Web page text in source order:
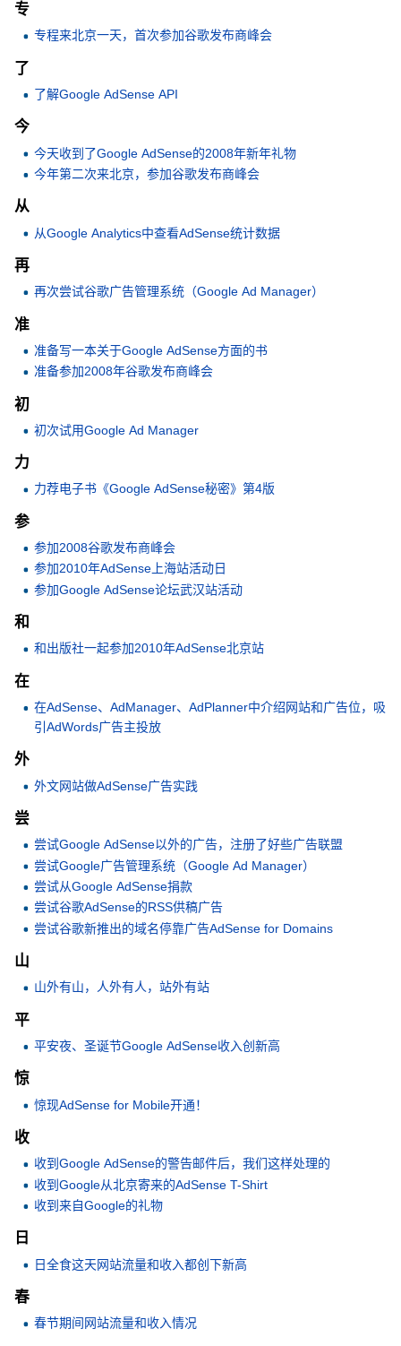
专
专程来北京一天，首次参加谷歌发布商峰会
了
了解Google AdSense API
今
今天收到了Google AdSense的2008年新年礼物
今年第二次来北京，参加谷歌发布商峰会
从
从Google Analytics中查看AdSense统计数据
再
再次尝试谷歌广告管理系统（Google Ad Manager）
准
准备写一本关于Google AdSense方面的书
准备参加2008年谷歌发布商峰会
初
初次试用Google Ad Manager
力
力荐电子书《Google AdSense秘密》第4版
参
参加2008谷歌发布商峰会
参加2010年AdSense上海站活动日
参加Google AdSense论坛武汉站活动
和
和出版社一起参加2010年AdSense北京站
在
在AdSense、AdManager、AdPlanner中介绍网站和广告位，吸
引AdWords广告主投放
外
外文网站做AdSense广告实践
尝
尝试Google AdSense以外的广告，注册了好些广告联盟
尝试Google广告管理系统（Google Ad Manager）
尝试从Google AdSense捐款
尝试谷歌AdSense的RSS供稿广告
尝试谷歌新推出的域名停靠广告AdSense for Domains
山
山外有山，人外有人，站外有站
平
平安夜、圣诞节Google AdSense收入创新高
惊
惊现AdSense for Mobile开通！
收
收到Google AdSense的警告邮件后，我们这样处理的
收到Google从北京寄来的AdSense T-Shirt
收到来自Google的礼物
日
日全食这天网站流量和收入都创下新高
春
春节期间网站流量和收入情况